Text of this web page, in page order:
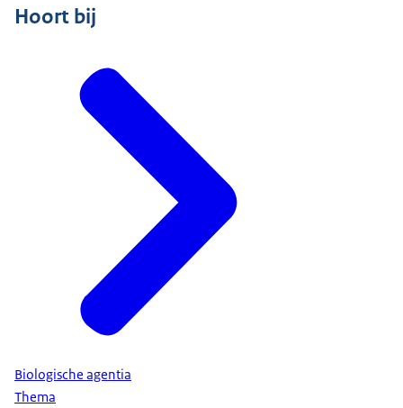
Hoort bij
Biologische agentia
Thema